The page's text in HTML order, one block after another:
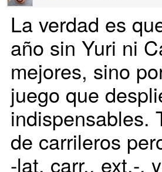
La verdad es
año sin Yuri ni
mejores, sino
juego que
indispensables.
de carrileros
-lat, carr., ext.-,